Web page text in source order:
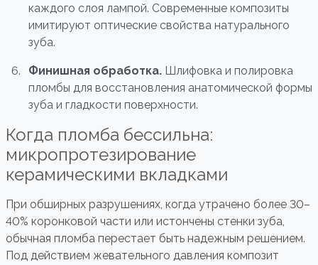
каждого слоя лампой. Современные композиты
имитируют оптические свойства натурального
зуба.
Финишная обработка. Шлифовка и полировка
пломбы для восстановления анатомической формы
зуба и гладкости поверхности.
Когда пломба бессильна:
микропротезирование
керамическими вкладками
При обширных разрушениях, когда утрачено более 30–
40% коронковой части или истончены стенки зуба,
обычная пломба перестает быть надежным решением.
Под действием жевательного давления композит